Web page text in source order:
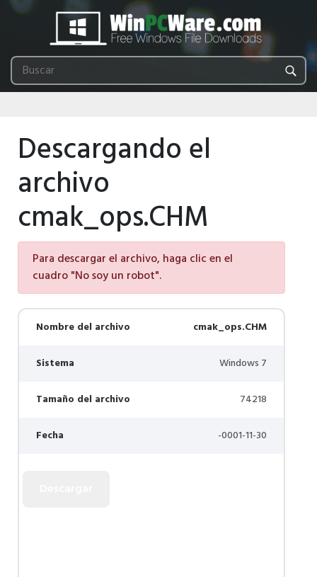
Descargando el
archivo
cmak_ops.CHM
Para descargar el archivo, haga clic en el
cuadro "No soy un robot".
Nombre del archivo cmak_ops.CHM
Sistema Windows 7
Tamaño del archivo 74218
Fecha -0001-11-30